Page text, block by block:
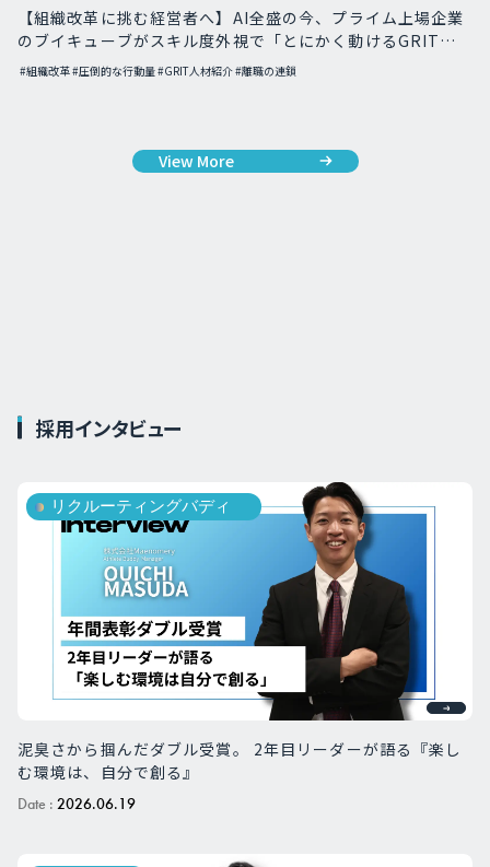
【組織改革に挑む経営者へ】AI全盛の今、プライム上場企業
のブイキューブがスキル度外視で「とにかく動けるGRIT人
材」を採用した理由
#組織改革#圧倒的な行動量#GRIT人材紹介#離職の連鎖
View More
採用インタビュー
リクルーティングバディ
泥臭さから掴んだダブル受賞。 2年目リーダーが語る『楽し
む環境は、自分で創る』
Date : 2026.06.19